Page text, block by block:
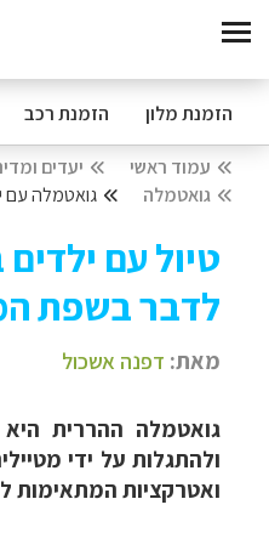
הזמנת מלון הזמנת רכב
עמוד ראשי יעדים
גואטמלה
גואטמלה עם
טיול עם
לדבר בשפת
מאת: דפנה אשכול
גואטמלה ההררית
ולהתגלות על ידי
ואטרקציות המתאימות